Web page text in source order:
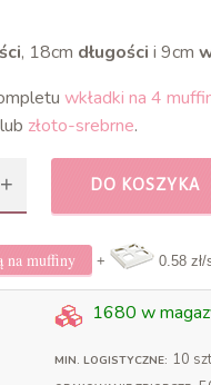
, 18cm długości i 9cm
wkładki na 4
lub złoto-srebrne.
DO KOSZYKA
na muffiny + 0.58 zł/
1680 w
MIN. LOGISTYCZNE: 10